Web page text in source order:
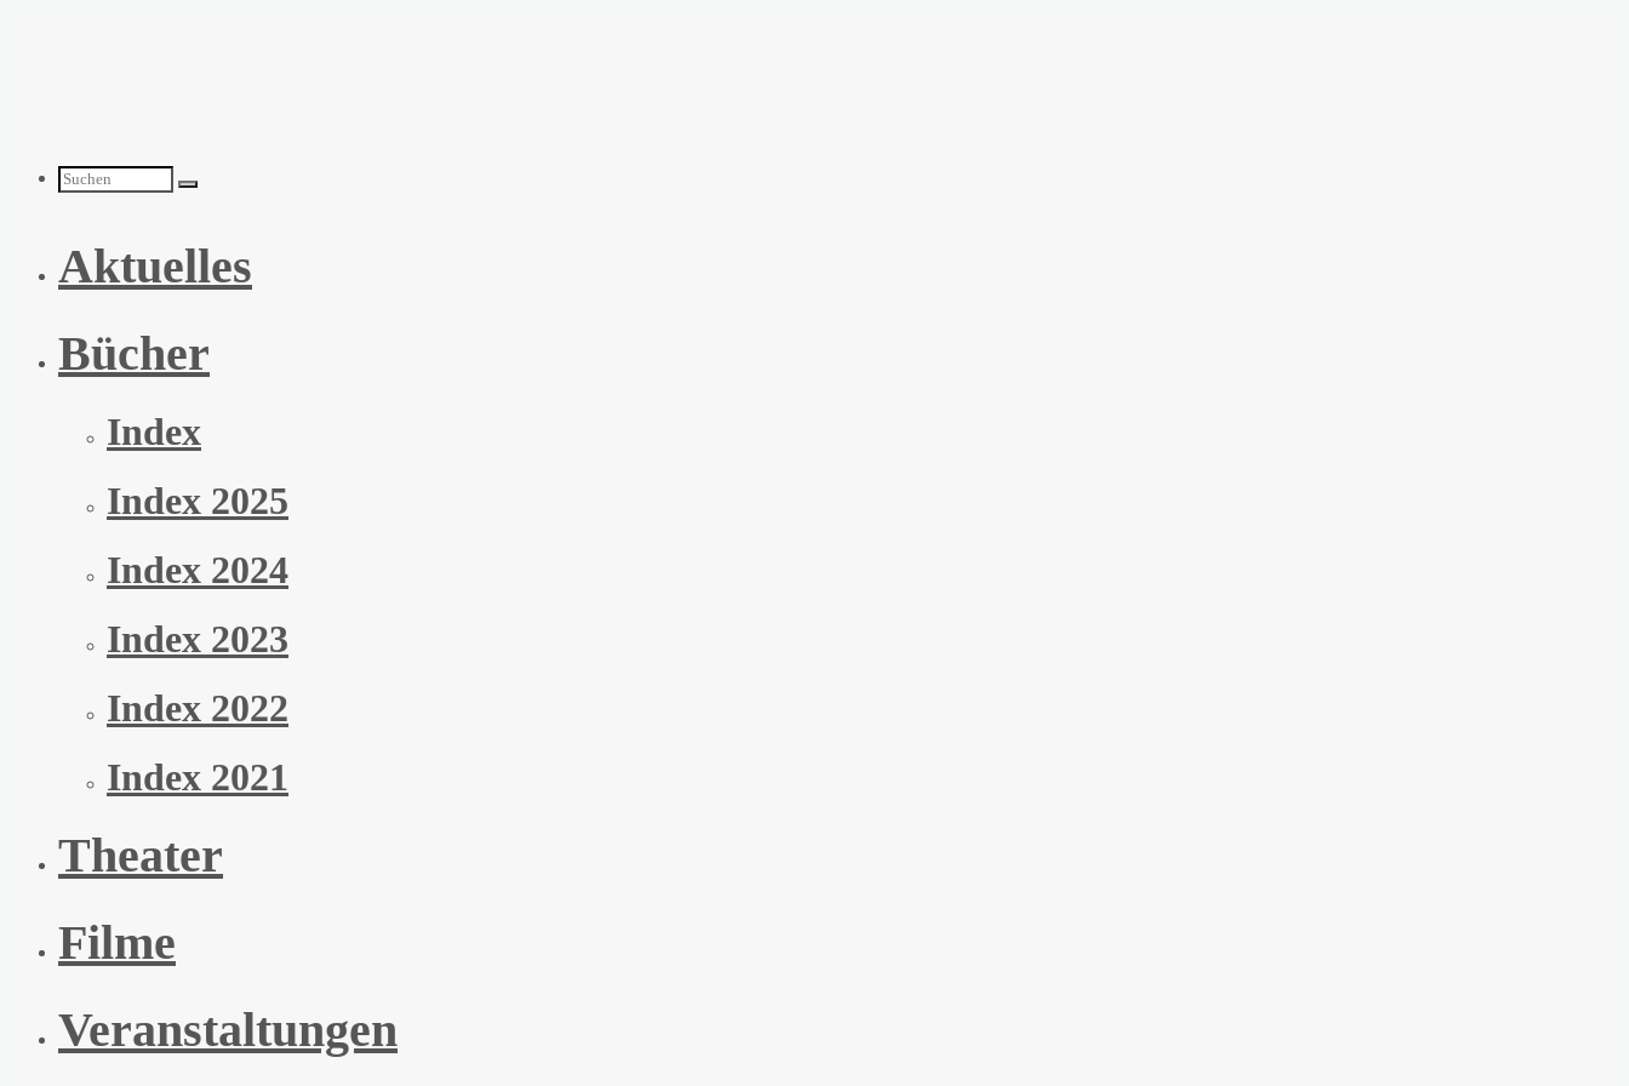
Suchen
nach:
Aktuelles
Bücher
Index
Index 2025
Index 2024
Index 2023
Index 2022
Index 2021
Theater
Filme
Veranstaltungen